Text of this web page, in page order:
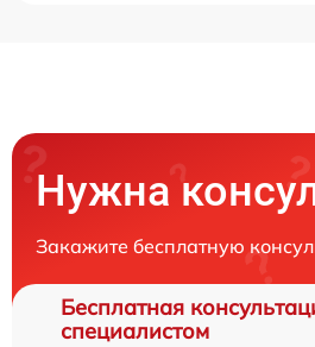
Нужна
Закажите бесплатную
Бесплатная
специалистом